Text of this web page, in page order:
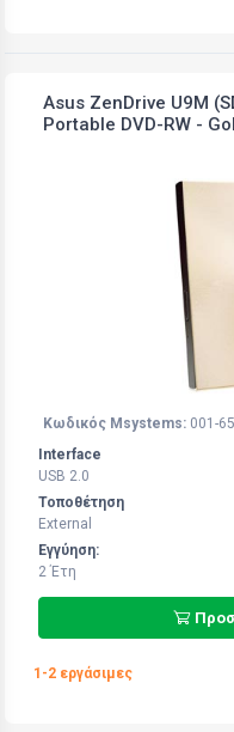
Asus ZenDrive U9M
Portable DVD-RW -
Κωδικός Msystems: 001-
Interface
USB 2.0
Τοποθέτηση
External
Εγγύηση:
2 Έτη
1-2 εργάσιμες